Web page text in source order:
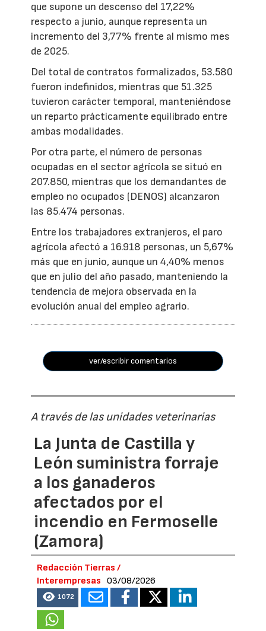
que supone un descenso del 17,22%
respecto a junio, aunque representa un
incremento del 3,77% frente al mismo mes
de 2025.
Del total de contratos formalizados, 53.580
fueron indefinidos, mientras que 51.325
tuvieron carácter temporal, manteniéndose
un reparto prácticamente equilibrado entre
ambas modalidades.
Por otra parte, el número de personas
ocupadas en el sector agrícola se situó en
207.850, mientras que los demandantes de
empleo no ocupados (DENOS) alcanzaron
las 85.474 personas.
Entre los trabajadores extranjeros, el paro
agrícola afectó a 16.918 personas, un 5,67%
más que en junio, aunque un 4,40% menos
que en julio del año pasado, manteniendo la
tendencia de mejora observada en la
evolución anual del empleo agrario.
ver/escribir comentarios
A través de las unidades veterinarias
La Junta de Castilla y
León suministra forraje
a los ganaderos
afectados por el
incendio en Fermoselle
(Zamora)
Redacción Tierras /
Interempresas
03/08/2026
1072